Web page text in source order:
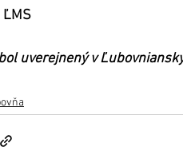
uverejnený v